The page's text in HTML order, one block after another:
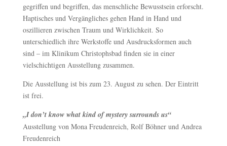
gegriffen und begriffen, das menschliche Bewusstsein erforscht.
Haptisches und Vergängliches gehen Hand in Hand und
oszillieren zwischen Traum und Wirklichkeit. So
unterschiedlich ihre Werkstoffe und Ausdrucksformen auch
sind – im Klinikum Christophsbad finden sie in einer
vielschichtigen Ausstellung zusammen.
Die Ausstellung ist bis zum 23. August zu sehen. Der Eintritt
ist frei.
„I don’t know what kind of mystery surrounds us“
Ausstellung von Mona Freudenreich, Rolf Böhner und Andrea
Freudenreich